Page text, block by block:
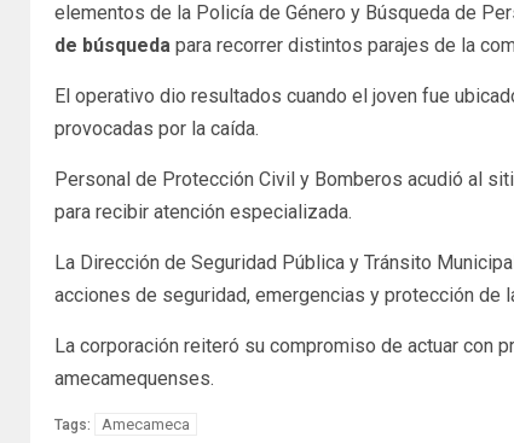
elementos de la Policía de Género y Búsqueda de
de búsqueda para recorrer distintos parajes de la
El operativo dio resultados cuando el joven fue
provocadas por la caída.
Personal de Protección Civil y Bomberos acudió al
para recibir atención especializada.
La Dirección de Seguridad Pública y Tránsito
acciones de seguridad, emergencias y protección de
La corporación reiteró su compromiso de actuar con
amecamequenses.
Tags: Amecameca